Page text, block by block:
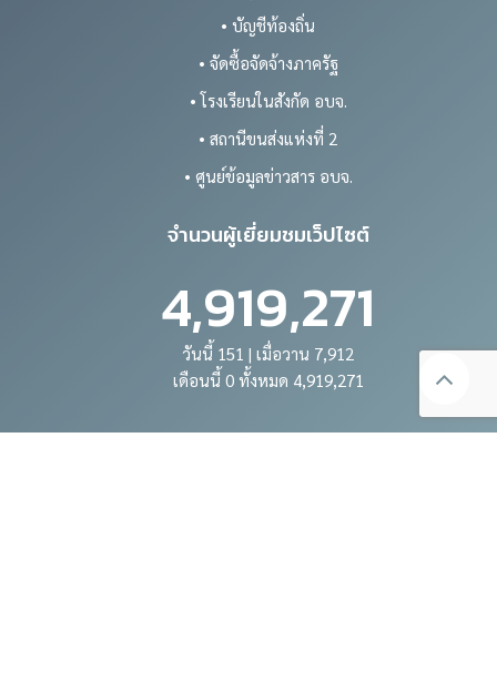
• บัญชีท้องถิ่น
• จัดซื้อจัดจ้างภาครัฐ
• โรงเรียนในสังกัด อบจ.
• สถานีขนส่งแห่งที่ 2
• ศูนย์ข้อมูลข่าวสาร อบจ.
จำนวนผู้เยี่ยมชมเว็ปไซต์
4,919,271
วันนี้ 151 | เมื่อวาน 7,912
เดือนนี้ 0 ทั้งหมด 4,919,271